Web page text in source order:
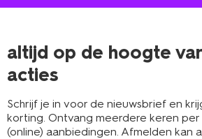
in
altijd op de hoogte
acties
Schrijf je in voor de nieuwsbrief en
korting. Ontvang meerdere keren
(online) aanbiedingen. Afmelden kan